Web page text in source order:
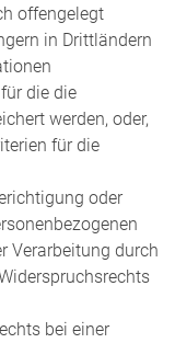
offengelegt
in Drittländern
die die
werden, oder,
für die
oder
Verarbeitung durch
bei einer